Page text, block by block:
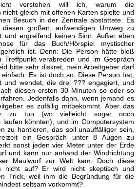
verstehen will ich, warum die
gleich mit offenen Karten spielte und
Besuch in der Zentrale abstattete. Es
großen, aufwendigen Umweg zu
und ergreifend keinen Sinn. Außer eben
für das Buch/Hörspiel mystischer
ist. Denn: Die Person hätte bloß
Treffpunkt verabreden und im Gespräch
bitte sehr diskret, mein Arbeitgeber darf
Es ist doch so: Diese Person hat,
und wendet, die drei ??? engagiert, und
diesen ersten 30 Minuten so oder so
Jedenfalls dann, wenn jemand es
es zufällig mitbekommt. Aber das
zu tun (wo vielleicht sogar noch
laufen könnten), und im Computersystem
zu hantieren, das soll unauffälliger sein,
ein Gespräch unter 8 Augen zu
sonst jeden vier Meter unter der Erde
und kann nur anhand der Windrichtung
Maulwurf zur Welt kam. Doch diese
nicht auf? Er wird nicht skeptisch und
Trick, weil ihm die Begründung für die
seltsam vorkommt?